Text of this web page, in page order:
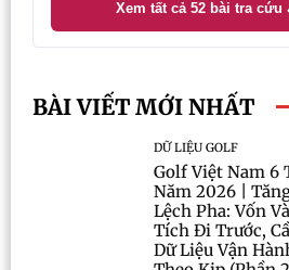
Xem tất cả 52 bài tra cứu
BÀI VIẾT MỚI NHẤT
DỮ LIỆU GOLF
Golf Việt Nam 6
Năm 2026 |
Lệch Pha: Vốn
Tích Đi Trước,
Dữ Liệu Vận